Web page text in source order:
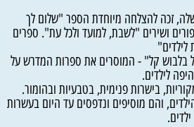
זכה להצלחה מיוחדת הספר "שלום לך
ושירים "לשבת, למועד ולכל עת". ספרים
בלבוש קל" - המוסרים את ספרות המדרש על
לילדים.
בישרות פנימית, בטבעיות ובהומור.
והם מוסיפים ונדפסים עד היום בעשרות